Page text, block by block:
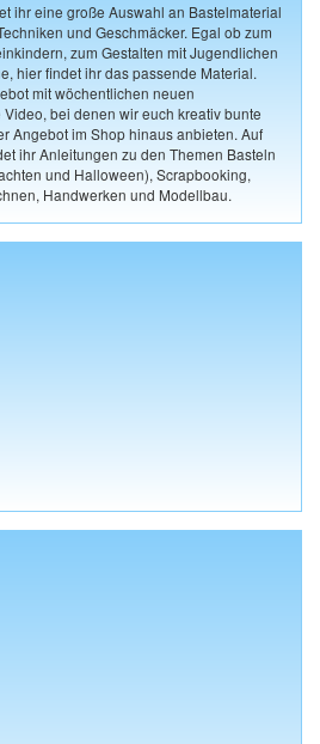
ihr eine große Auswahl an Bastelmaterial
und Geschmäcker. Egal ob zum
zum Gestalten mit Jugendlichen
hier findet ihr das passende Material.
mit wöchentlichen neuen
bei denen wir euch kreativ bunte
Angebot im Shop hinaus anbieten. Auf
ihr Anleitungen zu den Themen Basteln
und Halloween), Scrapbooking,
Handwerken und Modellbau.